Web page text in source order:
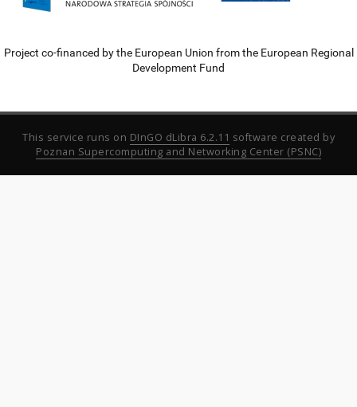
Project co-financed by the European Union from the European Regional
Development Fund
This service runs on DInGO dLibra 6.2.11 software created by
Poznan Supercomputing and Networking Center (PSNC)